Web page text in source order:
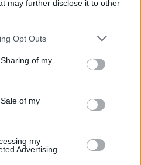
may further disclose it to other
app uses one or more Google
behaviour. You may click to
and its third-party tags to
purposes in below Google
Opt Outs
of my
of my
my
Advertising.
economica derivante
del suolo tracciano
nelle
energetica
e pratiche
leve congiunte per